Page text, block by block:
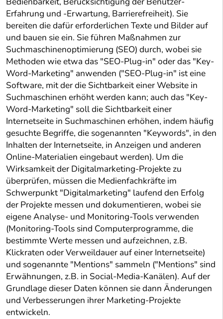
Erfahrung und -Erwartung, Barrierefreiheit). Sie
bereiten die dafür erforderlichen Texte und Bilder auf
und bauen sie ein. Sie führen Maßnahmen zur
Suchmaschinenoptimierung (SEO) durch, wobei sie
Methoden wie etwa das "SEO-Plug-in" oder das "Key-
Word-Marketing" anwenden ("SEO-Plug-in" ist eine
Software, mit der die Sichtbarkeit einer Website in
Suchmaschinen erhöht werden kann; auch das "Key-
Word-Marketing" soll die Sichtbarkeit einer
Internetseite in Suchmaschinen erhöhen, indem häufig
gesuchte Begriffe, die sogenannten "Keywords", in den
Inhalten der Internetseite, in Anzeigen und anderen
Online-Materialien eingebaut werden). Um die
Wirksamkeit der Digitalmarketing-Projekte zu
überprüfen, müssen die Medienfachkräfte im
Schwerpunkt "Digitalmarketing" laufend den Erfolg
der Projekte messen und dokumentieren, wobei sie
eigene Analyse- und Monitoring-Tools verwenden
(Monitoring-Tools sind Computerprogramme, die
bestimmte Werte messen und aufzeichnen, z.B.
Klickraten oder Verweildauer auf einer Internetseite)
und sogenannte "Mentions" sammeln ("Mentions" sind
Erwähnungen, z.B. in Social-Media-Kanälen). Auf der
Grundlage dieser Daten können sie dann Änderungen
und Verbesserungen ihrer Marketing-Projekte
entwickeln.